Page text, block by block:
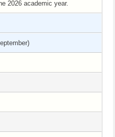
2026 academic year.